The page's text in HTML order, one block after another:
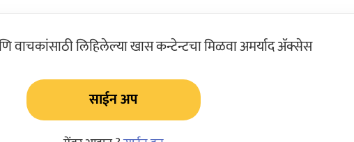
वाचकांसाठी लिहिलेल्या खास कन्टेन्टचा मिळवा अमर्याद ॲक्सेस
साईन अप